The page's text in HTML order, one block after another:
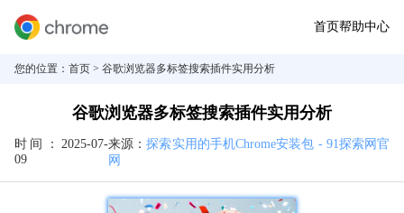
首页帮助中心
您的位置： 首页 > 谷歌浏览器多标签搜索插件实用分析
谷歌浏览器多标签搜索插件实用分析
时间： 2025-07-
09
来源：探索实用的手机Chrome安装包 - 91探索网官
网